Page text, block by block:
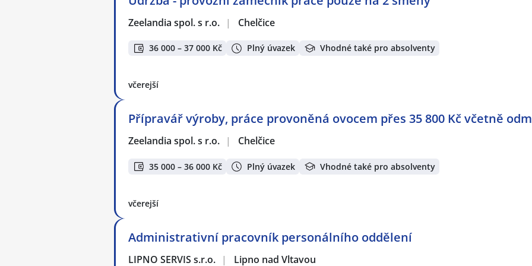
Zeelandia spol. s r.o. | Chelčice
36 000 – 37 000 Kč Plný úvazek Vhodné také pro absolventy
včerejší
Přípravář výroby, práce provoněná ovocem přes 35 800 Kč včetně
Zeelandia spol. s r.o. | Chelčice
35 000 – 36 000 Kč Plný úvazek Vhodné také pro absolventy
včerejší
Administrativní pracovník personálního oddělení
LIPNO SERVIS s.r.o. | Lipno nad Vltavou